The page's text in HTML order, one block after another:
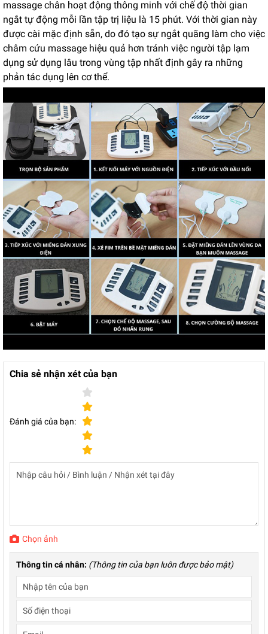
massage chân hoạt động thông minh với chế độ thời gian
ngắt tự động mỗi lần tập trị liệu là 15 phút. Với thời gian này
được cài mặc định sẵn, do đó tạo sự ngắt quãng làm cho việc
châm cứu massage hiệu quả hơn tránh việc người tập lạm
dụng sử dụng lâu trong vùng tập nhất định gây ra những
phản tác dụng lên cơ thể.
Chia sẻ nhận xét của bạn
Đánh giá của bạn:
Chọn ảnh
Thông tin cá nhân: (Thông tin của bạn luôn được bảo mật)